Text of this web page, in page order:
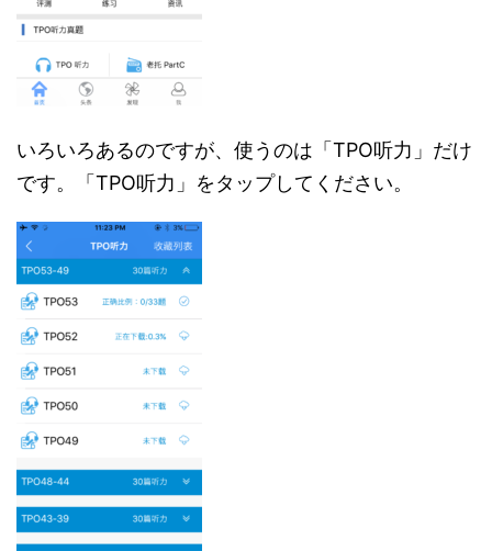
いろいろあるのですが、使うのは「TPO听力」だけ
です。「TPO听力」をタップしてください。